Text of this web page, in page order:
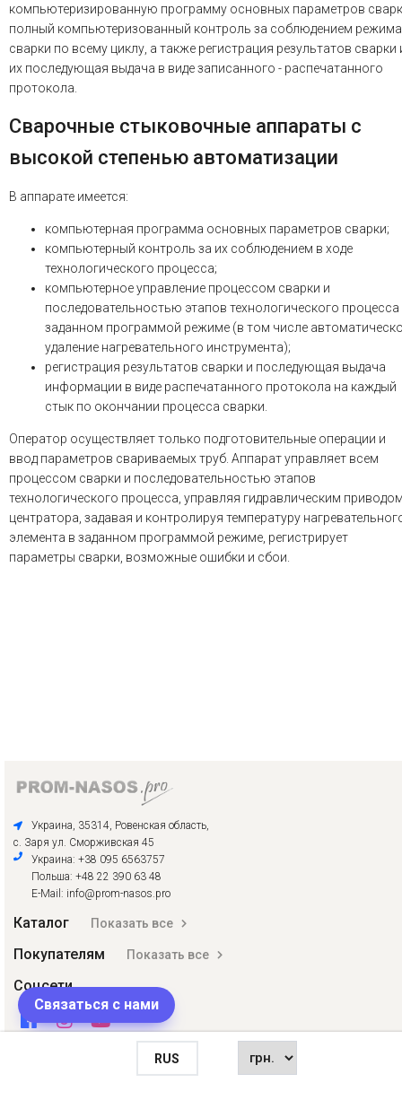
RUS
компьютеризированную программу основных параметров
полный компьютеризованный контроль за соблюдением режима
сварки по всему циклу, а также регистрация результатов сварки
их последующая выдача в виде записанного - распечатанного
протокола.
Сварочные стыковочные аппараты с
высокой степенью автоматизации
В аппарате имеется:
компьютерная программа основных параметров сварки;
компьютерный контроль за их соблюдением в ходе
технологического процесса;
компьютерное управление процессом сварки и
последовательностью этапов технологического процесса
заданном программой режиме (в том числе
удаление нагревательного инструмента);
регистрация результатов сварки и последующая выдача
информации в виде распечатанного протокола на каждый
стык по окончании процесса сварки.
Оператор осуществляет только подготовительные операции и
ввод параметров свариваемых труб. Аппарат управляет всем
процессом сварки и последовательностью этапов
технологического процесса, управляя гидравлическим
центратора, задавая и контролируя температуру
элемента в заданном программой режиме, регистрирует
параметры сварки, возможные ошибки и сбои.
Украина, 35314, Ровенская область,
с. Заря ул. Сморживская 45
Украина: +38 095 6563757
Польша: +48 22 390 63 48
E-Mail: info@prom-nasos.pro
Каталог Показать все
Покупателям Показать все
Соцсети
Связаться с нами